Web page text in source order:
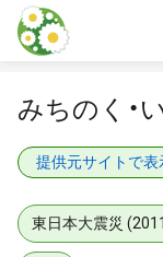
本文に飛ぶ
みちのく・
提供元サイトで表
東日本大震災